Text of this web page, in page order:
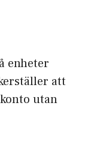
enheter
att
utan